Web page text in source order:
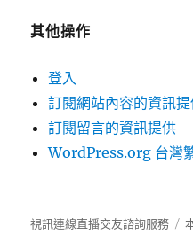
其他操作
登入
訂閱網站內容的資訊
訂閱留言的資訊提供
WordPress.org 台灣
視訊連線直播交友諮詢服務